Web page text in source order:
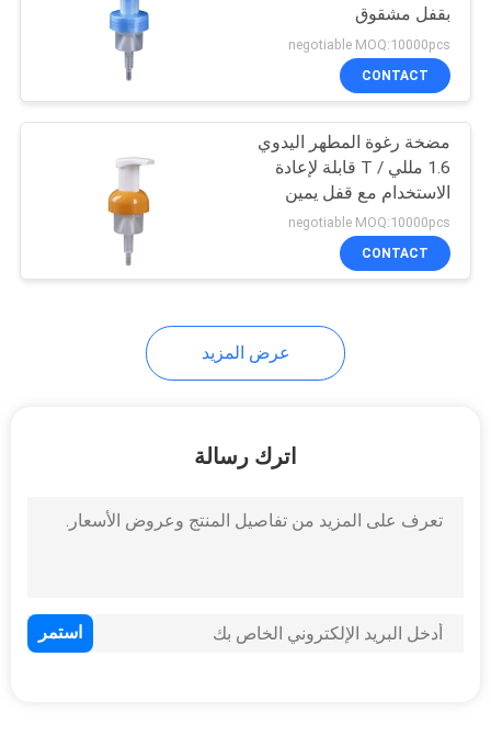
مضخة بخاخ ضباب
ناعم
11
بخاخ الزناد البلاستيكي
15
زجاجة مضخة رغوة
بقفل مشقوق
negotiable MOQ:10000pcs
CONTACT
مضخة رغوة المطهر اليدوي
1.6 مللي / T قابلة لإعادة
الاستخدام مع قفل يمين
يسار
negotiable MOQ:10000pcs
CONTACT
عرض المزيد
اترك رسالة